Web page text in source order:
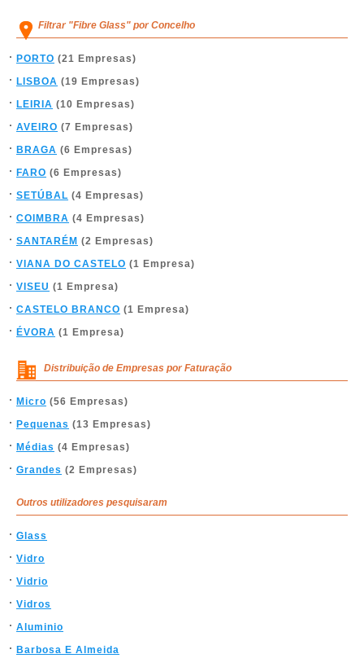
Filtrar "Fibre Glass" por Concelho
PORTO (21 Empresas)
LISBOA (19 Empresas)
LEIRIA (10 Empresas)
AVEIRO (7 Empresas)
BRAGA (6 Empresas)
FARO (6 Empresas)
SETÚBAL (4 Empresas)
COIMBRA (4 Empresas)
SANTARÉM (2 Empresas)
VIANA DO CASTELO (1 Empresa)
VISEU (1 Empresa)
CASTELO BRANCO (1 Empresa)
ÉVORA (1 Empresa)
Distribuição de Empresas por Faturação
Micro (56 Empresas)
Pequenas (13 Empresas)
Médias (4 Empresas)
Grandes (2 Empresas)
Outros utilizadores pesquisaram
Glass
Vidro
Vidrio
Vidros
Aluminio
Barbosa E Almeida